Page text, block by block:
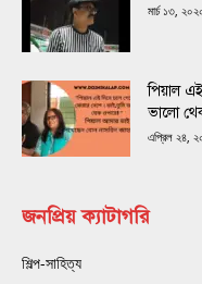
মার্চ ১৩,
পিয়াল
ভালো
এপ্রিল ২৪,
জনপ্রিয় ক্যাটাগরি
শিল্প-সাহিত্য